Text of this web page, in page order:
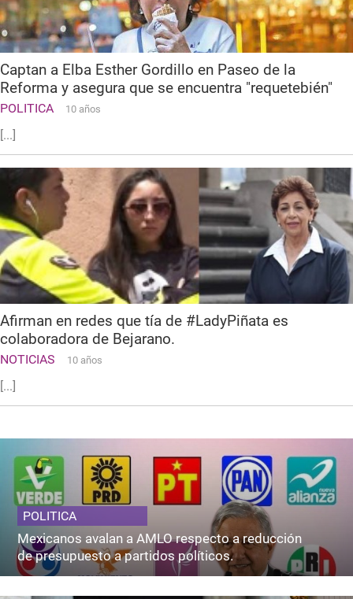
Captan a Elba Esther Gordillo en Paseo de la
Reforma y asegura que se encuentra "requetebién"
POLITICA 10 años
[...]
Afirman en redes que tía de #LadyPiñata es
colaboradora de Bejarano.
NOTICIAS 10 años
[...]
POLITICA
Mexicanos avalan a AMLO respecto a reducción
de presupuesto a partidos políticos.